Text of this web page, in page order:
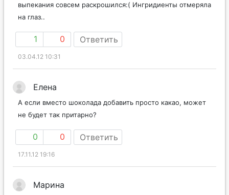
выпекания совсем раскрошился:( Ингридиенты отмеряла
на глаз..
1 0 Ответить
03.04.12 10:31
Елена
А если вместо шоколада добавить просто какао, может
не будет так притарно?
0 0 Ответить
17.11.12 19:16
Марина